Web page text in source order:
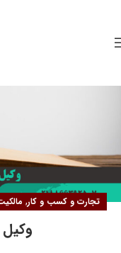
تجارت و کسب و کار,